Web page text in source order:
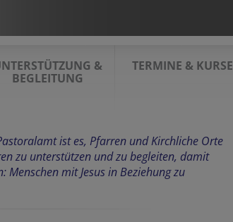
&
BEGLEITUNG
TERMINE & KURSE
ist es, Pfarren und Kirchliche Orte
zu unterstützen und zu begleiten, damit
Menschen mit Jesus in Beziehung zu